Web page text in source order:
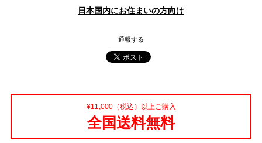
日本国内にお住まいの方向け
通報する
¥11,000（税込）以上ご購入
全国送料無料